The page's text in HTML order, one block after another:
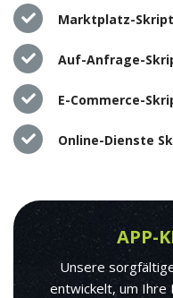
Marktplatz-Skript
Auf-Anfrage-
E-Commerce-
Online-Dienste
APP-
Unsere
entwickelt, um